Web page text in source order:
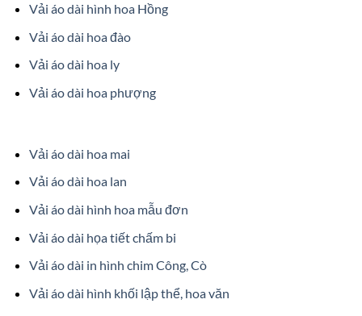
Vải áo dài hình hoa Hồng
Vải áo dài hoa đào
Vải áo dài hoa ly
Vải áo dài hoa phượng
Vải áo dài hoa mai
Vải áo dài hoa lan
Vải áo dài hình hoa mẫu đơn
Vải áo dài họa tiết chấm bi
Vải áo dài in hình chim Công, Cò
Vải áo dài hình khối lập thể, hoa văn